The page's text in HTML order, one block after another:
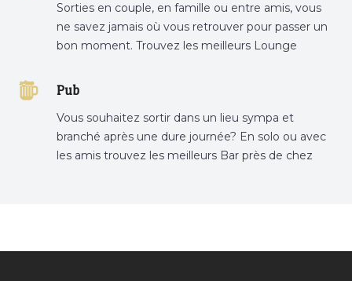
Sorties en couple, en famille ou entre amis, vous
ne savez jamais où vous retrouver pour passer un
bon moment. Trouvez les meilleurs Lounge
Pub
Vous souhaitez sortir dans un lieu sympa et
branché après une dure journée? En solo ou avec
les amis trouvez les meilleurs Bar près de chez